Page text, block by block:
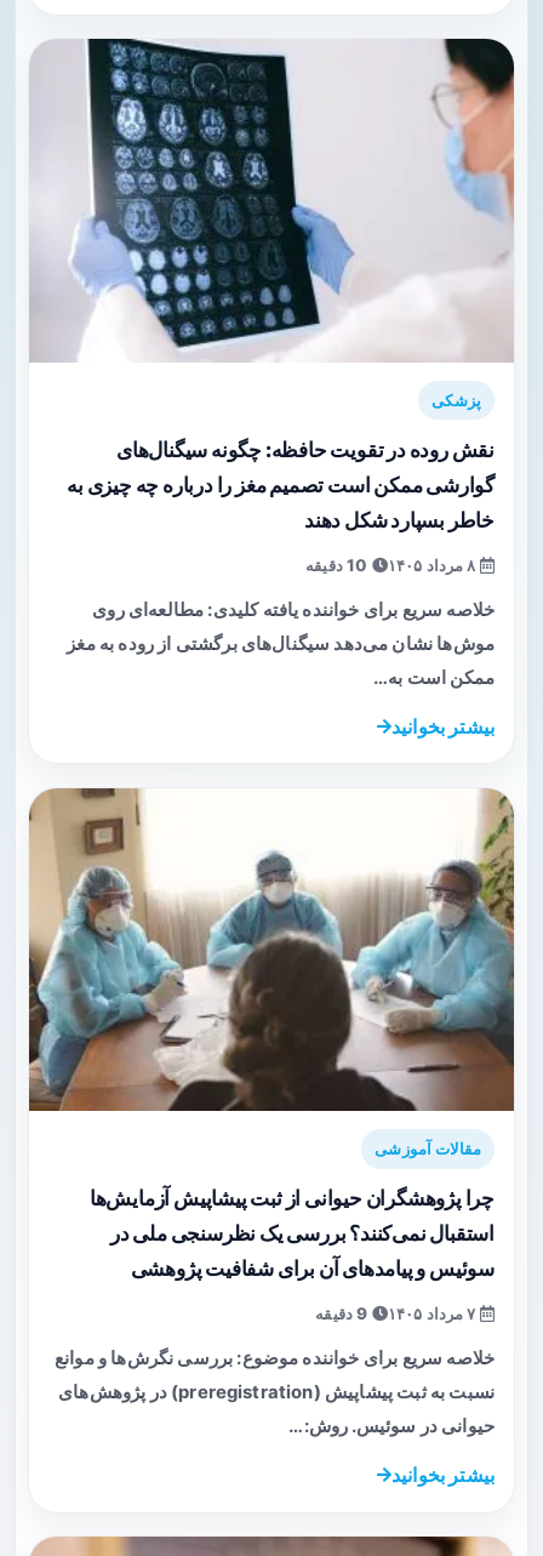
پزشکی
نقش روده در تقویت حافظه: چگونه سیگنال‌های
گوارشی ممکن است تصمیم مغز را درباره چه چیزی به
خاطر بسپارد شکل دهند
خلاصه سریع برای خواننده یافته کلیدی: مطالعه‌ای روی
موش‌ها نشان می‌دهد سیگنال‌های برگشتی از روده به مغز
ممکن است به…
بیشتر بخوانید
مقالات آموزشی
چرا پژوهشگران حیوانی از ثبت پیشاپیش آزمایش‌ها
استقبال نمی‌کنند؟ بررسی یک نظرسنجی ملی در
سوئیس و پیامدهای آن برای شفافیت پژوهشی
خلاصه سریع برای خواننده موضوع: بررسی نگرش‌ها و موانع
نسبت به ثبت پیشاپیش (preregistration) در پژوهش‌های
حیوانی در سوئیس. روش:…
بیشتر بخوانید